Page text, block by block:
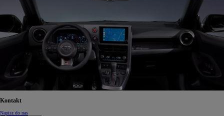
Kontakt
Napisz do nas